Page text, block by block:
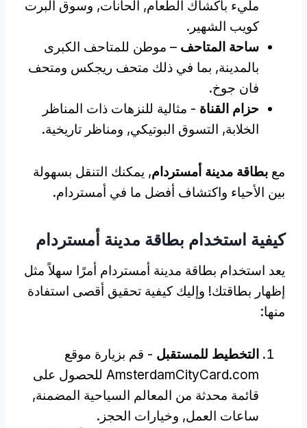
مليء بأكشاك الطعام, الحانات, وسوق ألبرت
كويب الشهير.
ساحة المتاحف – موطن للمتاحف الكبرى
بالمدينة, بما في ذلك متحف ريجكس ومتحف
فان جوخ.
حزام القناة - مثالية للنزهات ذات المناظر
الخلابة, التسوق البوتيكي, ومناظر تاريخية.
مع بطاقة مدينة أمستردام, يمكنك التنقل بسهولة
بين الأحياء واكتشاف أفضل ما في أمستردام.
كيفية استخدام بطاقة مدينة أمستردام
يعد استخدام بطاقة مدينة أمستردام أمرًا سهلاً مثل
إظهار بطاقتك! وإليك كيفية تحقيق أقصى استفادة
منها:
التخطيط للمستقبل - قم بزيارة موقع
AmsterdamCityCard.com للحصول على
قائمة محدثة من المعالم السياحية المضمنة,
ساعات العمل, وخيارات الحجز.